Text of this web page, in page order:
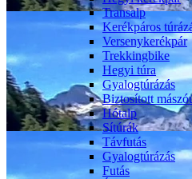
Transalp
Kerékpáros
Versenykerékpár
Trekkingbike
Hegyi túra
Gyalogtúrázás
Biztosított
Hótalp
Sítúrák
Távfutás
Gyalogtúrázás
Futás